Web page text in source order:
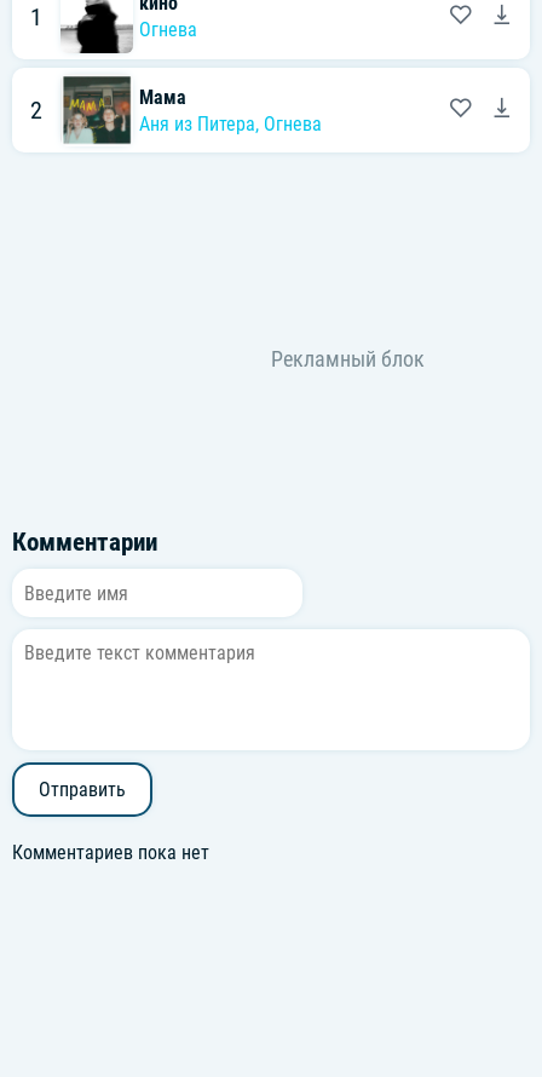
1
Огнева
2
Мама
Аня из Питера, Огнева
Комментарии
Отправить
Комментариев пока нет